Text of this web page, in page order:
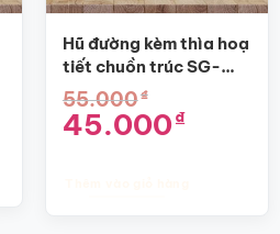
thể
chọn
trên
trang
sản
Hũ đường kèm thìa hoạ
tiết chuồn trúc SG-
BGV02
55.000₫
Giá
gốc
45.000₫Giá
hiện